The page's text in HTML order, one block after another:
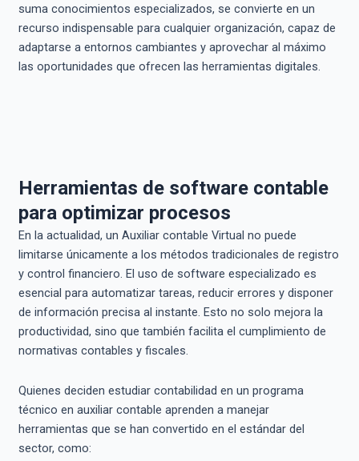
suma conocimientos especializados, se convierte en un
recurso indispensable para cualquier organización, capaz de
adaptarse a entornos cambiantes y aprovechar al máximo
las oportunidades que ofrecen las herramientas digitales.
Herramientas de software contable
para optimizar procesos
En la actualidad, un Auxiliar contable Virtual no puede
limitarse únicamente a los métodos tradicionales de registro
y control financiero. El uso de software especializado es
esencial para automatizar tareas, reducir errores y disponer
de información precisa al instante. Esto no solo mejora la
productividad, sino que también facilita el cumplimiento de
normativas contables y fiscales.
Quienes deciden estudiar contabilidad en un programa
técnico en auxiliar contable aprenden a manejar
herramientas que se han convertido en el estándar del
sector, como: